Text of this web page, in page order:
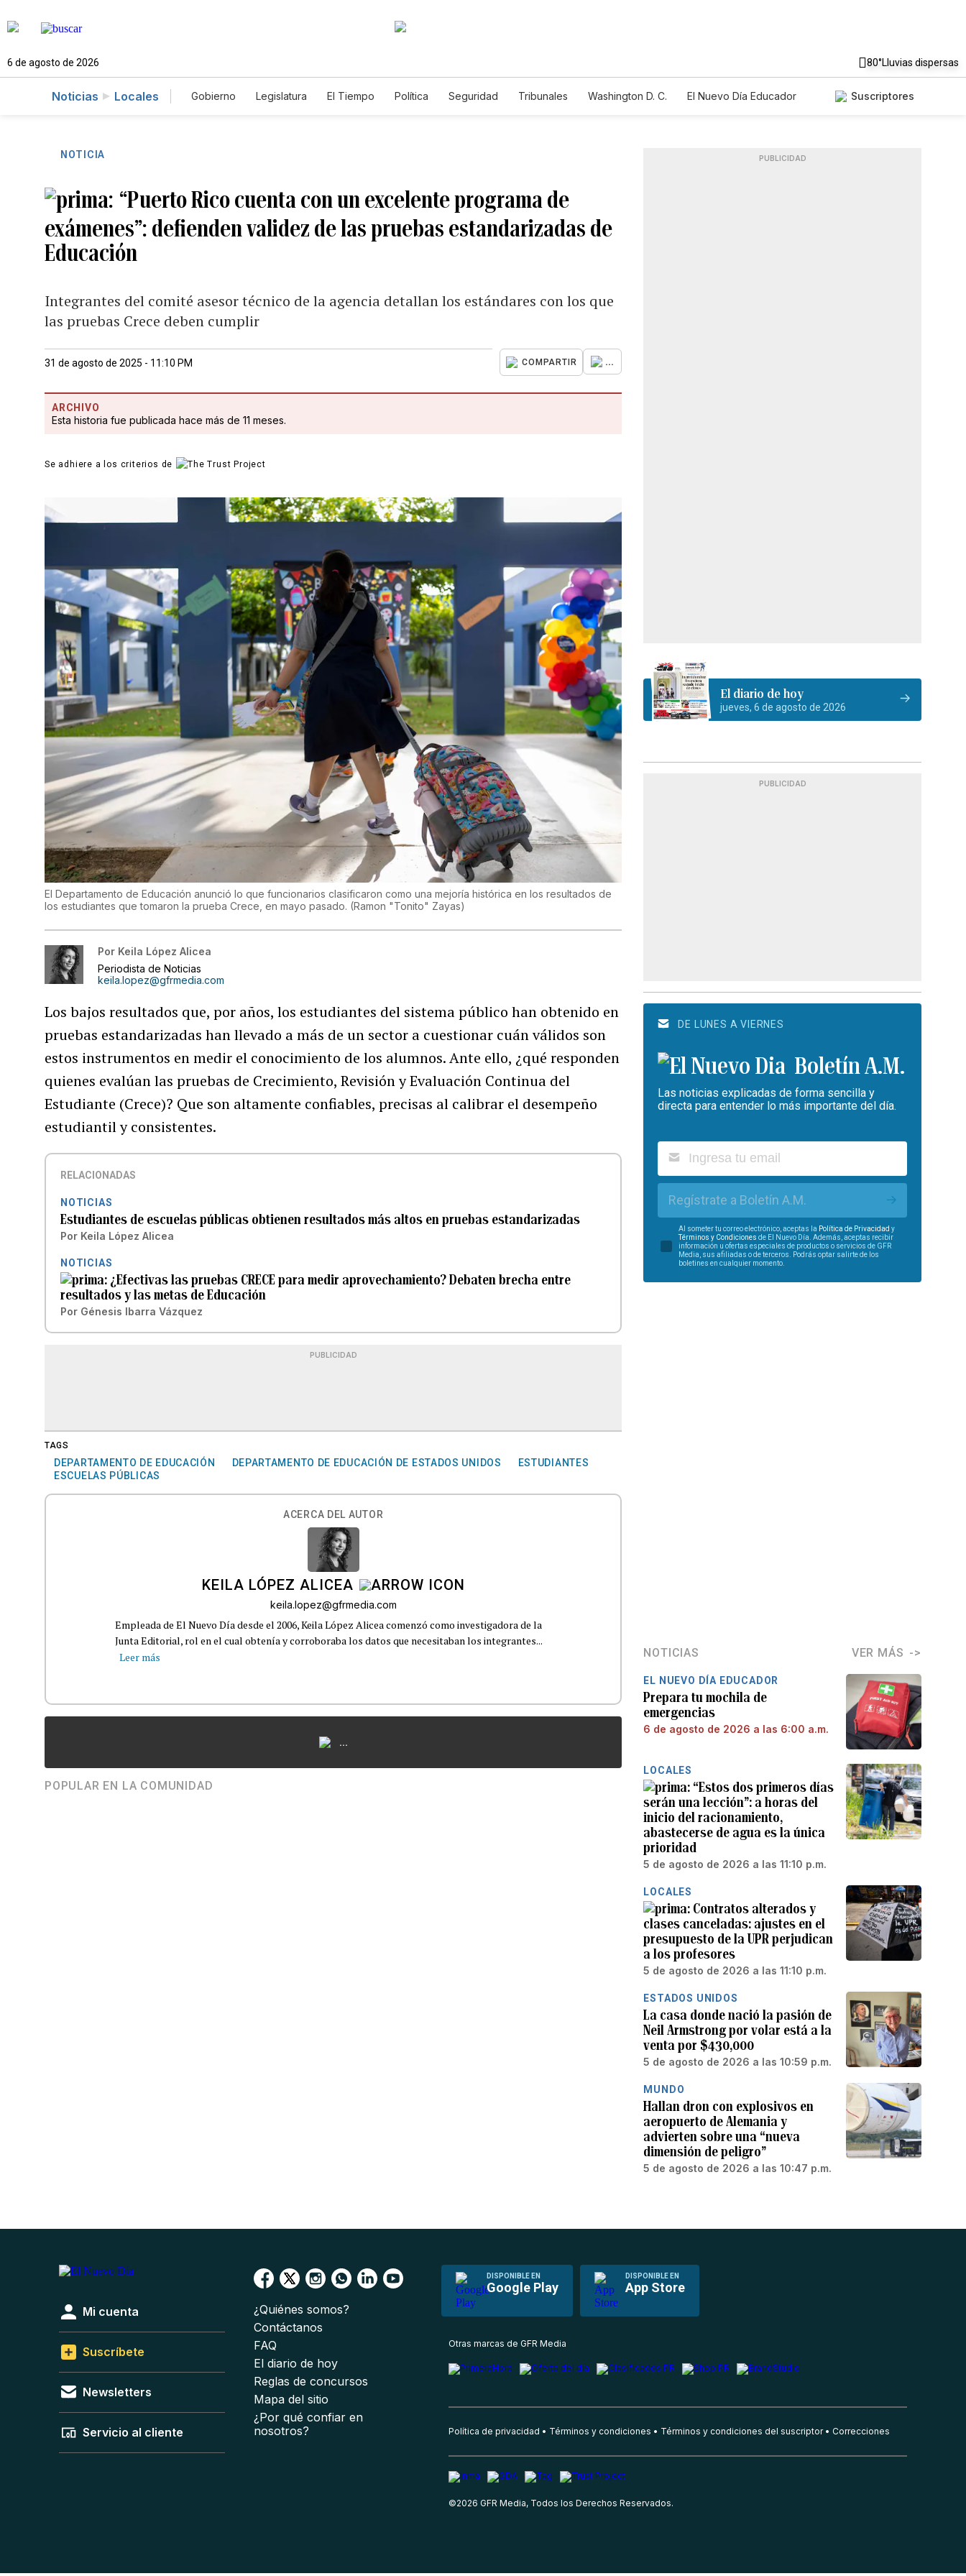
6 de agosto de 2026 80°Lluvias dispersas
Noticias Locales Gobierno Legislatura El Tiempo Política Seguridad Tribunales Washington D. C.
El Nuevo Día Educador
Suscriptores
NOTICIA
“Puerto Rico cuenta con un excelente programa de
exámenes”: defienden validez de las pruebas estandarizadas de
Educación
Integrantes del comité asesor técnico de la agencia detallan los estándares con los que
las pruebas Crece deben cumplir
31 de agosto de 2025 - 11:10 PM COMPARTIR ...
ARCHIVO
Esta historia fue publicada hace más de 11 meses.
Se adhiere a los criterios de
El Departamento de Educación anunció lo que funcionarios clasificaron como una mejoría histórica en los resultados de
los estudiantes que tomaron la prueba Crece, en mayo pasado. (Ramon "Tonito" Zayas)
Por Keila López Alicea
Periodista de Noticias
keila.lopez@gfrmedia.com
Los bajos resultados que, por años, los estudiantes del sistema público han obtenido en
pruebas estandarizadas han llevado a más de un sector a cuestionar cuán válidos son
estos instrumentos en medir el conocimiento de los alumnos. Ante ello, ¿qué responden
quienes evalúan las pruebas de Crecimiento, Revisión y Evaluación Continua del
Estudiante (Crece)? Que son altamente confiables, precisas al calibrar el desempeño
estudiantil y consistentes.
RELACIONADAS
NOTICIAS
Estudiantes de escuelas públicas obtienen resultados más altos en pruebas estandarizadas
Por Keila López Alicea
NOTICIAS
¿Efectivas las pruebas CRECE para medir aprovechamiento? Debaten brecha entre
resultados y las metas de Educación
Por Génesis Ibarra Vázquez
PUBLICIDAD
TAGS
DEPARTAMENTO DE EDUCACIÓN DEPARTAMENTO DE EDUCACIÓN DE ESTADOS UNIDOS
ESTUDIANTES
ESCUELAS PÚBLICAS
ACERCA DEL AUTOR
KEILA LÓPEZ ALICEA
keila.lopez@gfrmedia.com
Empleada de El Nuevo Día desde el 2006, Keila López Alicea comenzó como investigadora de la
Junta Editorial, rol en el cual obtenía y corroboraba los datos que necesitaban los integrantes...
Leer más
...
POPULAR EN LA COMUNIDAD
PUBLICIDAD
El diario de hoy
jueves, 6 de agosto de 2026
PUBLICIDAD
DE LUNES A VIERNES
Boletín A.M.
Las noticias explicadas de forma sencilla y
directa para entender lo más importante del día.
Regístrate a Boletín A.M.
Al someter tu correo electrónico, aceptas la Política de Privacidad y
Términos y Condiciones de El Nuevo Día. Además, aceptas recibir
información u ofertas especiales de productos o servicios de GFR
Media, sus afiliadas o de terceros. Podrás optar salirte de los
boletines en cualquier momento.
NOTICIAS VER MÁS
EL NUEVO DÍA EDUCADOR
Prepara tu mochila de
emergencias
6 de agosto de 2026 a las 6:00 a.m.
LOCALES
“Estos dos primeros días
serán una lección”: a horas del
inicio del racionamiento,
abastecerse de agua es la única
prioridad
5 de agosto de 2026 a las 11:10 p.m.
LOCALES
Contratos alterados y
clases canceladas: ajustes en el
presupuesto de la UPR perjudican
a los profesores
5 de agosto de 2026 a las 11:10 p.m.
ESTADOS UNIDOS
La casa donde nació la pasión de
Neil Armstrong por volar está a la
venta por $430,000
5 de agosto de 2026 a las 10:59 p.m.
MUNDO
Hallan dron con explosivos en
aeropuerto de Alemania y
advierten sobre una “nueva
dimensión de peligro”
5 de agosto de 2026 a las 10:47 p.m.
DISPONIBLE EN
Google Play
DISPONIBLE EN
App Store
Mi cuenta
Suscríbete
Newsletters
Servicio al cliente
¿Quiénes somos?
Contáctanos
FAQ
El diario de hoy
Reglas de concursos
Mapa del sitio
¿Por qué confiar en
nosotros?
Otras marcas de GFR Media
Política de privacidad Términos y condiciones Términos y condiciones del suscriptor Correcciones
©2026 GFR Media, Todos los Derechos Reservados.